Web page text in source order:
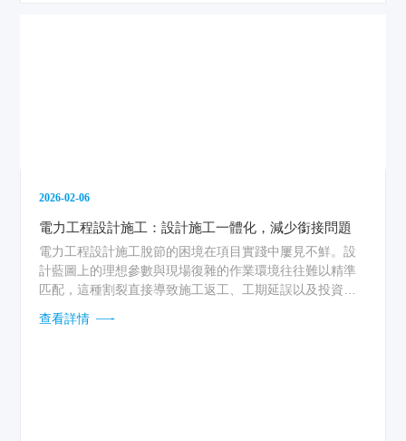
2026-02-06
電力工程設計施工：設計施工一體化，減少銜接問題
電力工程設計施工脫節的困境在項目實踐中屢見不鮮。設
計藍圖上的理想參數與現場復雜的作業環境往往難以精準
匹配，這種割裂直接導致施工返工、工期延誤以及投資追
設計意圖的理解偏差，共同構成了項目推進的隱形障
查看詳情